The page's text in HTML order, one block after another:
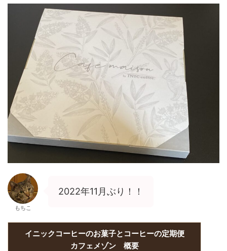
もちこ
2022年11月ぶり！！
イニックコーヒーのお菓子とコーヒーの定期便
カフェメゾン 概要